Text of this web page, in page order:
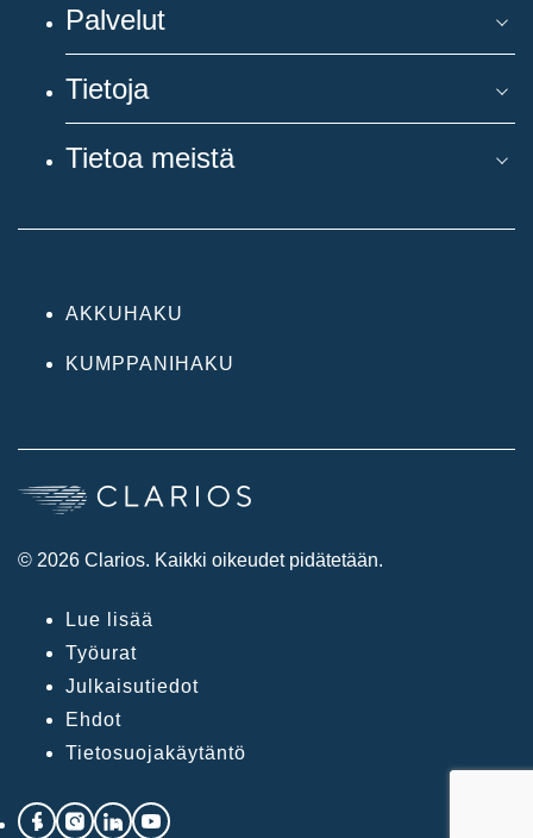
Palvelut
Tietoja
Tietoa meistä
AKKUHAKU
KUMPPANIHAKU
© 2026 Clarios. Kaikki oikeudet pidätetään.
Lue lisää
Työurat
Julkaisutiedot
Ehdot
Tietosuojakäytäntö